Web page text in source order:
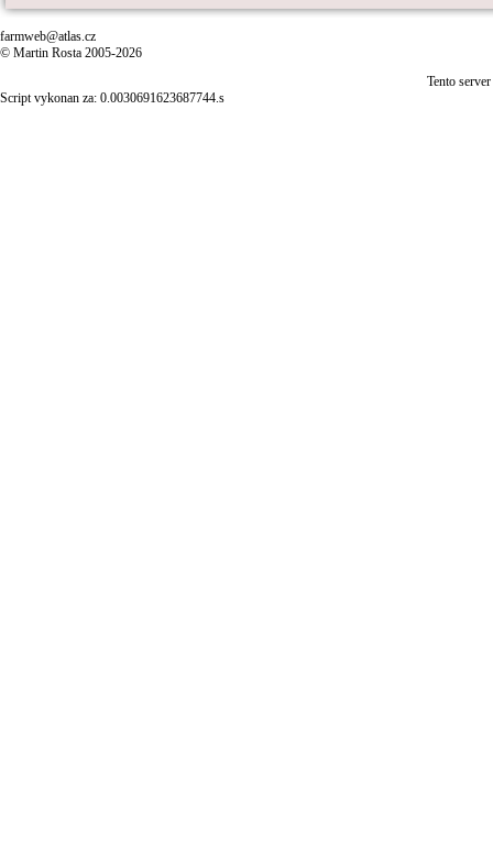
farmweb@atlas.cz
© Martin Rosta 2005-2026
Tento
Script vykonan za: 0.0030691623687744.s